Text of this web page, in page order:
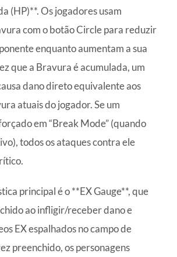
(HP)**. Os jogadores usam
com o botão Circle para reduzir
enquanto aumentam a sua
que a Bravura é acumulada, um
dano direto equivalente aos
atuais do jogador. Se um
em “Break Mode” (quando
todos os ataques contra ele
principal é o **EX Gauge**, que
ao infligir/receber dano e
EX espalhados no campo de
preenchido, os personagens